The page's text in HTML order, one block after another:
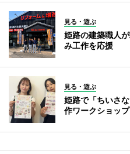
見る・遊ぶ
姫路の建築職人
み工作を応援
見る・遊ぶ
姫路で「ちいさ
作ワークショッ